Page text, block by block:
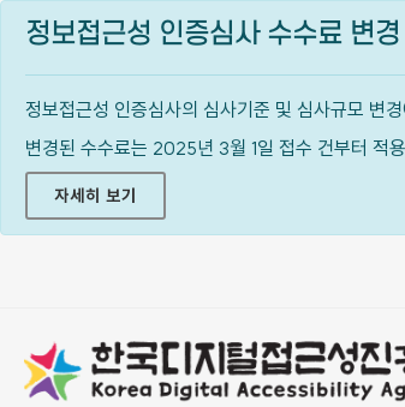
정보접근성 인증심사 수수료 변경
정보접근성 인증심사의 심사기준 및 심사규모 변
변경된 수수료는 2025년 3월 1일 접수 건부터 적
자세히 보기